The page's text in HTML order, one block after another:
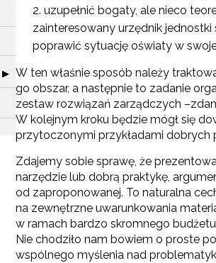
Rozwiń sekcję "Projekty konkursowe"
▶
uzupełnić bogaty, ale nieco
zainteresowany urzędnik
poprawić sytuację oświaty w
W ten właśnie sposób należy
go obszar, a następnie to zadanie
zestaw rozwiązań zarządczych
W kolejnym kroku będzie mógł się
przytoczonymi przykładami dobrych
Zdajemy sobie sprawę, że
narzędzie lub dobrą praktykę,
od zaproponowanej. To naturalna
na zewnętrzne uwarunkowania
w ramach bardzo skromnego
Nie chodziło nam bowiem o proste
wspólnego myślenia nad
Newsletter ORE
Zapisz się i bądź na bieżąco z
o szkoleniach i programach.
Adres e-mail:
Wyrażam zgodę na przetwarzanie
celach marketingowych.
Zapisuję się